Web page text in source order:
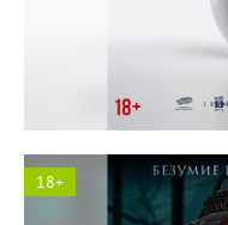
Космос кинотеатр
18+